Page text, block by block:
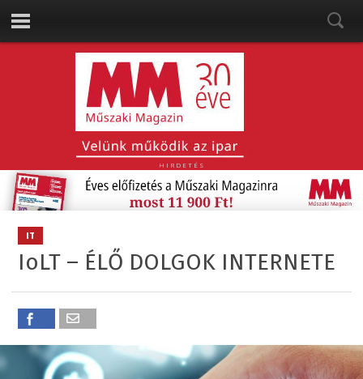
HIRDETÉS
IT
IoLT – ÉLŐ DOLGOK INTERNETE